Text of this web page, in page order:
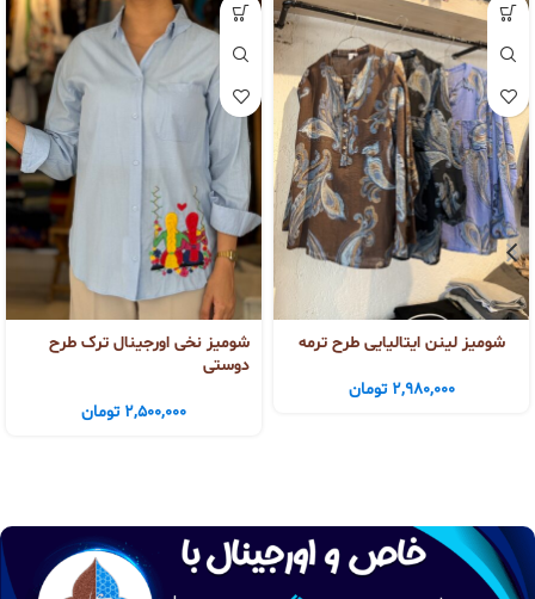
شومیز لینن ایتالیایی طرح ترمه
2,980,000 تومان
شومیز نخی اورجینال ترک طرح
دوستی
2,500,000 تومان